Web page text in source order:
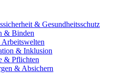
& Gesundheitsschutz
& Binden
Arbeitswelten
& Inklusion
& Pflichten
& Absichern